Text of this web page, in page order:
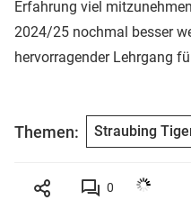
Erfahrung viel
2024/25 nochmal besser
hervorragender Lehrgang
Themen: Straubing
0